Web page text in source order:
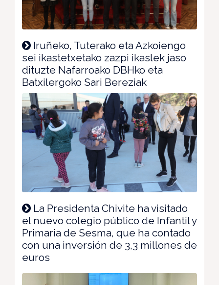
Iruñeko, Tuterako eta Azkoiengo
sei ikastetxetako zazpi ikaslek jaso
dituzte Nafarroako DBHko eta
Batxilergoko Sari Bereziak
La Presidenta Chivite ha visitado
el nuevo colegio público de Infantil y
Primaria de Sesma, que ha contado
con una inversión de 3,3 millones de
euros